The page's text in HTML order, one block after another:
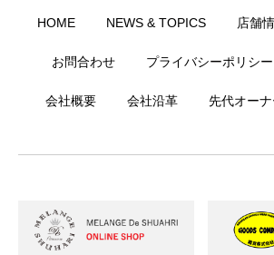
HOME NEWS & TOPICS 店舗
お問合わせ プライバシーポリシー
会社概要 会社沿革 先代オー